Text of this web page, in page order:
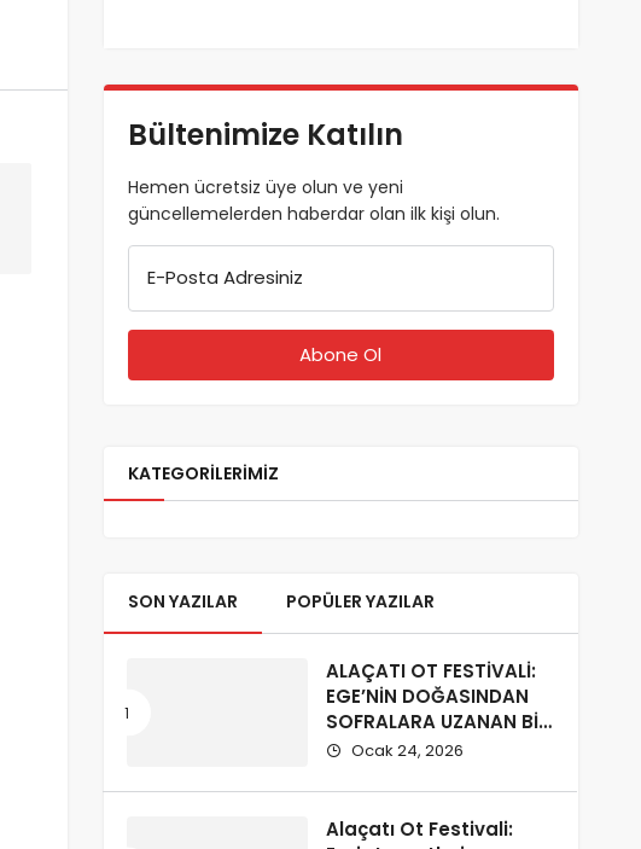
Bültenimize Katılın
Hemen ücretsiz üye olun ve yeni
güncellemelerden haberdar olan ilk kişi olun.
E-Posta Adresiniz
KATEGORILERIMIZ
SON YAZILAR POPÜLER YAZILAR
ALAÇATI OT FESTİVALİ:
EGE’NİN DOĞASINDAN
SOFRALARA UZANAN BİR
KÜLTÜR YOLCULUĞU
Ocak 24, 2026
Alaçatı Ot Festivali: